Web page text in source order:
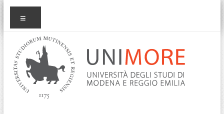
Salta
contenuto
nanolab